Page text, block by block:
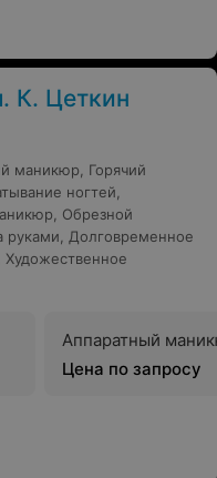
К. Цеткин
маникюр, Горячий
ногтей,
, Обрезной
руками, Долговременное
Художественное
Аппаратный
Цена по запросу